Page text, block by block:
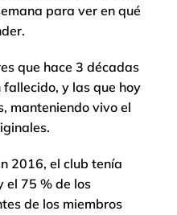
para ver en qué
que hace 3 décadas
y las que hoy
manteniendo vivo el
2016, el club tenía
el 75 % de los
de los miembros